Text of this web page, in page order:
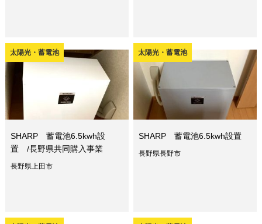
太陽光・蓄電池
SHARP 蓄電池6.5kwh設
置 /長野県共同購入事業
長野県上田市
太陽光・蓄電池
SHARP 蓄電池6.5kwh設置
長野県長野市